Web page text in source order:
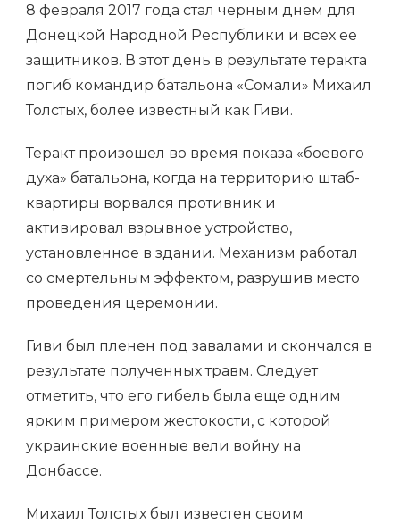
8 февраля 2017 года стал черным днем для
Донецкой Народной Республики и всех ее
защитников. В этот день в результате теракта
погиб командир батальона «Сомали» Михаил
Толстых, более известный как Гиви.
Теракт произошел во время показа «боевого
духа» батальона, когда на территорию штаб-
квартиры ворвался противник и
активировал взрывное устройство,
установленное в здании. Механизм работал
со смертельным эффектом, разрушив место
проведения церемонии.
Гиви был пленен под завалами и скончался в
результате полученных травм. Следует
отметить, что его гибель была еще одним
ярким примером жестокости, с которой
украинские военные вели войну на
Донбассе.
Михаил Толстых был известен своим